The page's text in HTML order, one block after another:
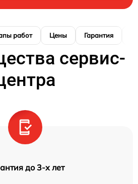
работ Цены Гарантия
сервис-
до 3-х лет